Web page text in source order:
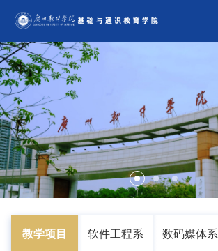
教学项目
计算机系 软件工程系 数码媒体系